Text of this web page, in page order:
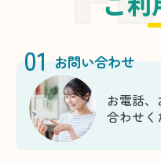
01 お問い合わせ
お電話
合わせく